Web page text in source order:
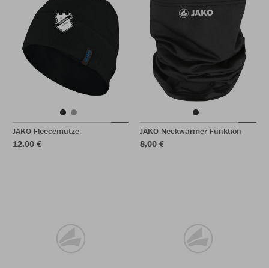
JAKO Fleecemütze
12,00 €
JAKO Neckwarmer Funktion
8,00 €